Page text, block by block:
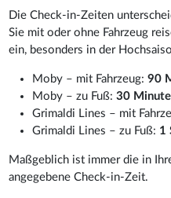
Die Check-in-Zeiten
Sie mit oder ohne Fahrzeug
ein, besonders in der
Moby – mit Fahrzeug:90
Moby – zu Fuß:30
Grimaldi Lines – mit
Grimaldi Lines – zu Fuß: 1
Maßgeblich ist immer die in
angegebene Check-in-Zeit.